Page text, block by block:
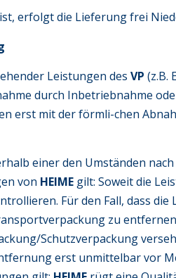
erfolgt die Lieferung frei
Leistungen des VP (z.B.
durch Inbetriebnahme
erst mit der förmli-chen
einer den Umständen
von HEIME gilt: Soweit die
Für den Fall, dass
zu
Schutzverpackung
erst unmittelbar vor